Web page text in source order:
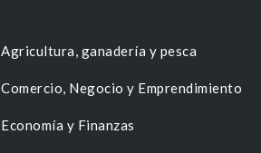
Agricultura, ganadería y pesca
Comercio, Negocio y Emprendimiento
Economía y Finanzas